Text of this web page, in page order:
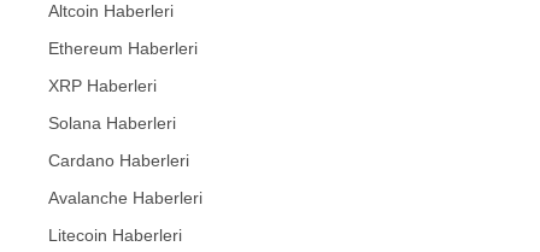
Altcoin Haberleri
Ethereum Haberleri
XRP Haberleri
Solana Haberleri
Cardano Haberleri
Avalanche Haberleri
Litecoin Haberleri